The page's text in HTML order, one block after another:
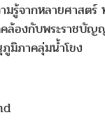
รู้จากหลายศาสต
ล้องกับพระราชบั
มิภาคลุ่มน้ำโขง